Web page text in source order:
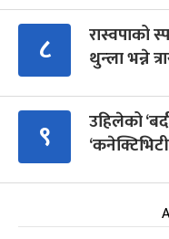
८
रास्वपाको
थुन्ला भन्ने
९
उहिलेको